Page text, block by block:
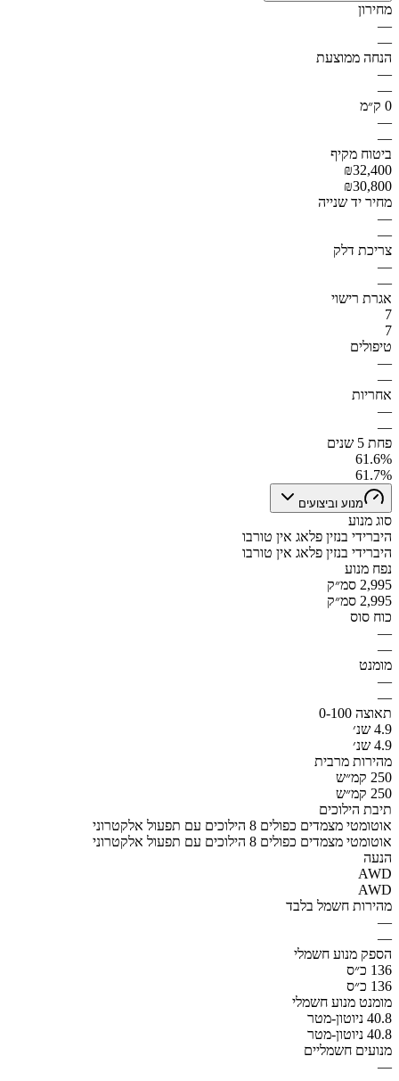
מחירון
—
—
הנחה ממוצעת
—
—
0 ק״מ
—
—
ביטוח מקיף
₪32,400
₪30,800
מחיר יד שנייה
—
—
צריכת דלק
—
—
אגרת רישוי
7
7
טיפולים
—
—
אחריות
—
—
פחת 5 שנים
61.6%
61.7%
מנוע וביצועים
סוג מנוע
היברידי בנזין פלאג אין טורבו
היברידי בנזין פלאג אין טורבו
נפח מנוע
2,995 סמ״ק
2,995 סמ״ק
כוח סוס
—
—
מומנט
—
—
תאוצה 0-100
4.9 שנ׳
4.9 שנ׳
מהירות מרבית
250 קמ״ש
250 קמ״ש
תיבת הילוכים
אוטומטי מצמדים כפולים 8 הילוכים עם תפעול אלקטרוני
אוטומטי מצמדים כפולים 8 הילוכים עם תפעול אלקטרוני
הנעה
AWD
AWD
מהירות חשמל בלבד
—
—
הספק מנוע חשמלי
136 כ״ס
136 כ״ס
מומנט מנוע חשמלי
40.8 ניוטון-מטר
40.8 ניוטון-מטר
מנועים חשמליים
—